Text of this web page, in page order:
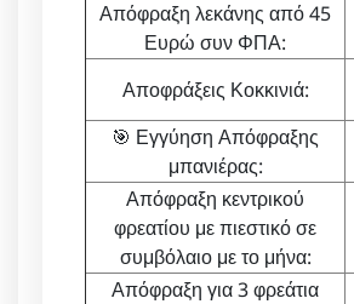
Απόφραξη λεκάνης από 45
Ευρώ συν ΦΠΑ:
Αποφράξεις Κοκκινιά:
🎯 Εγγύηση Απόφραξης
μπανιέρας:
Απόφραξη κεντρικού
φρεατίου με πιεστικό σε
συμβόλαιο με το μήνα:
Απόφραξη για 3 φρεάτια